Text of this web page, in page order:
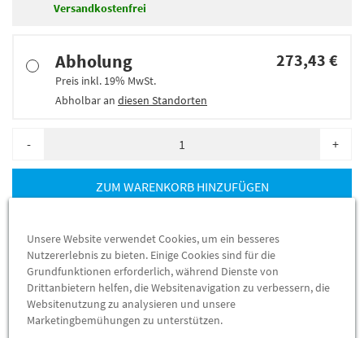
Versandkostenfrei
Abholung
Preis inkl. 19% MwSt.
Abholbar an diesen Standorten
273,43 €
- +
ZUM WARENKORB HINZUFÜGEN
Herstellerangaben: Mercedes-Benz AG | Mercedesstr. 120 |
70723 Stuttgart |Tel: +49711170 |E-Mail:
dialog.mb@mercedes-benz.com|Webseite:
https://www.mercedes-benz.com
Sie sind sich nicht sicher, ob das Ersatzteil bei Ihrem Fahrzeug
Unsere Website verwendet Cookies, um ein besseres
Nutzererlebnis zu bieten. Einige Cookies sind für die
Grundfunktionen erforderlich, während Dienste von
Drittanbietern helfen, die Websitenavigation zu verbessern, die
Websitenutzung zu analysieren und unsere
Marketingbemühungen zu unterstützen.